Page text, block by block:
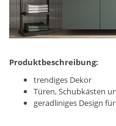
Produktbeschreibung:
trendiges Dekor
Türen, Schubkästen
geradliniges Design